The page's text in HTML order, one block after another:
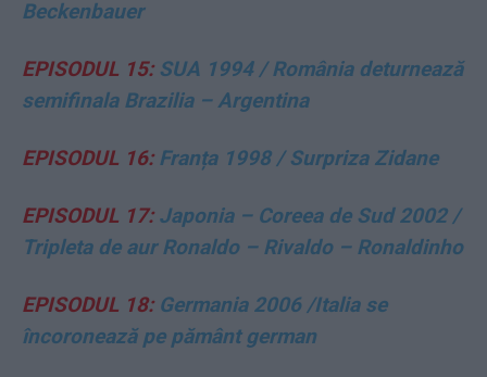
Beckenbauer
EPISODUL 15:SUA 1994 / România deturnează
semifinala Brazilia – Argentina
EPISODUL 16:Franța 1998 / Surpriza Zidane
EPISODUL 17:Japonia – Coreea de Sud 2002 /
Tripleta de aur Ronaldo – Rivaldo – Ronaldinho
EPISODUL 18:Germania 2006 /Italia se
încoronează pe pământ german